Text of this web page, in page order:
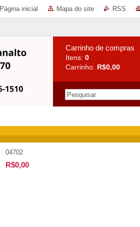
Página inicial Mapa do site RSS
Carrinho de compras
Itens: 0
Carrinho: R$0,00
04702
R$0,00